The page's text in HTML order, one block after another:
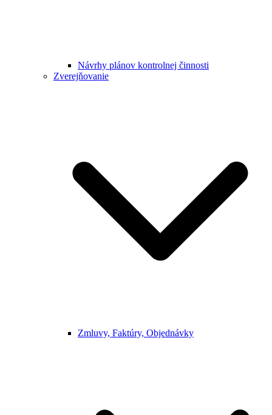
Návrhy plánov kontrolnej činnosti
Zverejňovanie
Zmluvy, Faktúry, Objednávky